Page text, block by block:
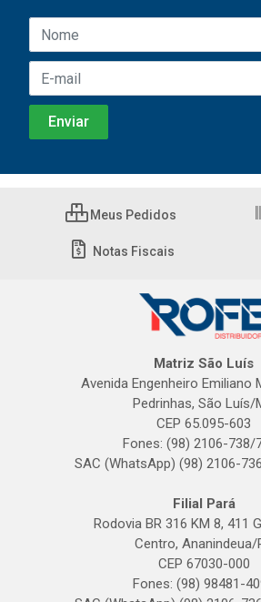
Meus Pedidos
Notas Fiscais
Matriz São Luís
Avenida Engenheiro Emiliano
Pedrinhas, São Luís/
CEP 65.095-603
Fones: (98) 2106-738/
SAC (WhatsApp) (98) 2106-
Filial Pará
Rodovia BR 316 KM 8, 411
Centro, Ananindeua/
CEP 67030-000
Fones: (98) 98481-